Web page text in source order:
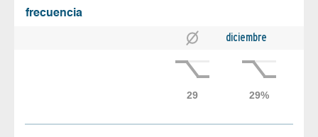
frecuencia
diciembre